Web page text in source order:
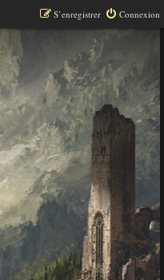
Connexion
S’enregistrer